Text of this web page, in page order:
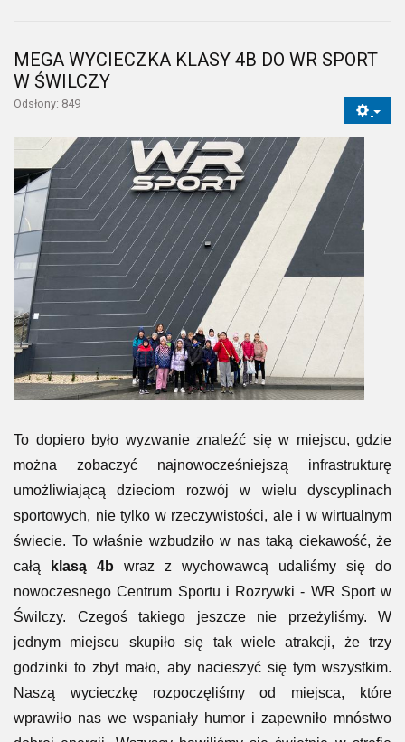
MEGA WYCIECZKA KLASY 4B DO WR SPORT
W ŚWILCZY
Odsłony: 849
To dopiero było wyzwanie znaleźć się w miejscu, gdzie
można zobaczyć najnowocześniejszą infrastrukturę
umożliwiającą dzieciom rozwój w wielu dyscyplinach
sportowych, nie tylko w rzeczywistości, ale i w wirtualnym
świecie. To właśnie wzbudziło w nas taką ciekawość, że
całąklasą 4bwraz z wychowawcą udaliśmy się do
nowoczesnego Centrum Sportu i Rozrywki - WR Sport w